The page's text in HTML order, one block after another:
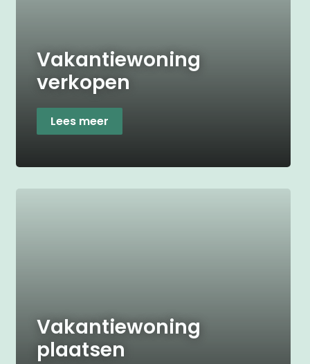
Vakantiewoning
verkopen
Lees meer
Vakantiewoning
plaatsen